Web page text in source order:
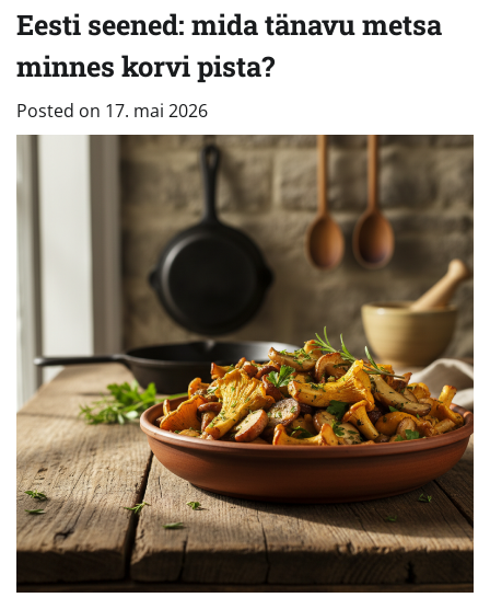
Eesti seened: mida tänavu metsa
minnes korvi pista?
Posted on 17. mai 2026